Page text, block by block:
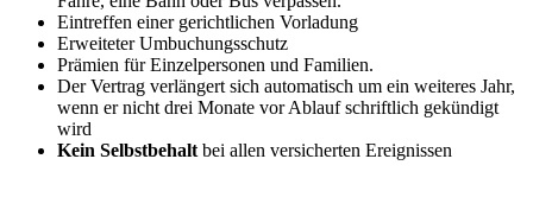
Eintreffen einer gerichtlichen Vorladung
Erweiteter Umbuchungsschutz
Prämien für Einzelpersonen und Familien.
Der Vertrag verlängert sich automatisch um ein weiteres Jahr,
wenn er nicht drei Monate vor Ablauf schriftlich gekündigt
wird
Kein Selbstbehalt bei allen versicherten Ereignissen